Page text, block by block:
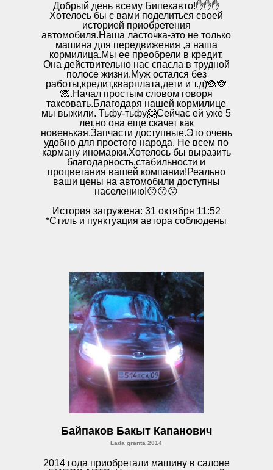
Добрый день всему Бипекавто!✋✋✋
Хотелось бы с вами поделиться своей
историей приобретения
автомобиля.Наша ласточка-это не только
машина для передвижения ,а наша
кормилица.Мы ее преобрели в кредит.
Она действительно нас спасла в трудной
полосе жизни.Муж остался без
работы,кредит,кварплата,дети и т.д)🙈🙈
🙈.Начал простым словом говоря
таксовать.Благодаря нашей кормилице
мы выжили. Тьфу-тьфу🤗Сейчас ей уже 5
лет,но она еще скачет как
новенькая.Запчасти доступные.Это очень
удобно для простого народа. Не всем по
карману иномарки.Хотелось бы выразить
благодарность,стабильности и
процветания вашей компании!Реально
ваши цены на автомобили доступны
населению!😗😗😗
История загружена: 31 октября 11:52
*Стиль и пунктуация автора соблюдены
Байпаков Бакыт Капанович
Lada granta 2014
2014 года приобретали машину в салоне